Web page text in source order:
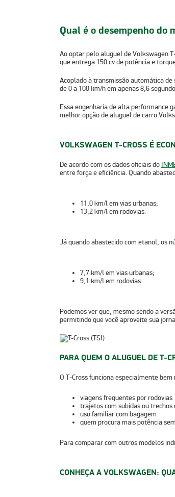
Qual é o desempenho do
Ao optar pelo aluguel de Volkswagen
que entrega 150 cv de potênciae
Acoplado àtransmissão automática de
de 0 a 100 km/h em apenas 8,6
Essa engenharia de alta performance
melhor opção de aluguel de carro
VOLKSWAGEN T‑CROSS É
De acordo com os dados oficiais do
entre força e eficiência. Quando
11,0 km/lem vias urbanas;
13,2 km/lem rodovias.
Já quando abastecido com etanol, os
7,7 km/lem vias urbanas;
9,1 km/lem rodovias.
Podemos ver que, mesmo sendo a
permitindo que você aproveite sua
PARA QUEM O ALUGUEL DE
O T‑Cross funciona especialmente
viagens frequentes por rodovias
trajetos com subidas ou trechos
uso familiar com bagagem
quem procura mais potência
Para comparar com outros modelos
CONHEÇA A VOLKSWAGEN: